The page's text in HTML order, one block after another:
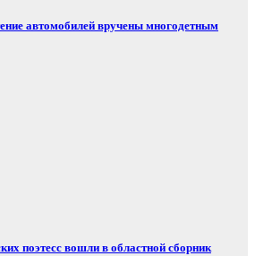
автомобилей вручены многодетным
поэтесс вошли в областной сборник